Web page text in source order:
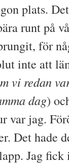
plats.
runt på
för
inte att
vi redan
dag)
var jag.
Det hade
Jag